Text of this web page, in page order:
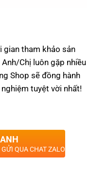
gian tham khảo sản
Chị luôn gặp nhiều
Shop sẽ đồng hành
tuyệt vời nhất!
QUA CHAT ZALO